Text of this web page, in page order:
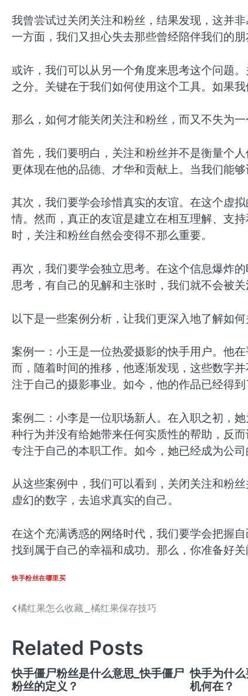
我曾尝试过关闭关注和粉丝，结果发现，这并
一方面，我们又担心失去那些曾经陪伴我们的
或许，我们可以从另一个角度来思考这个问题
之分。关键在于我们如何使用这个工具。如果
那么，如何才能关闭关注和粉丝，而又不失为
首先，我们要明白，关注和粉丝并不是衡量个
更体现在他的品德、才华和贡献上。当我们能
其次，我们要学会珍惜真实的友谊。在这个虚
情。然而，真正的友谊是建立在相互理解、支
时，关注和粉丝自然会变得不那么重要。
再次，我们要学会独立思考。在这个信息爆炸
思考，有自己的见解和主张时，我们就不会被关
以下是一些案例分析，让我们更深入地了解如何
案例一：小王是一位热爱摄影的快手用户。他
而，随着时间的推移，他逐渐发现，这些数字
注于自己的摄影事业。如今，他的作品已经得
案例二：小李是一位职场新人。在入职之初，
种行为并没有给她带来任何实质性的帮助，反
专注于自己的本职工作。如今，她已经成为公
从这些案例中，我们可以看到，关闭关注和粉
虚幻的数字，去追求真实的自己。
在这个充满诱惑的网络时代，我们要学会把握
找到属于自己的幸福和成功。那么，你准备好
快手粉丝在哪里买
文
导
航
橘红果怎么收藏_橘红果保存技巧
Related Posts
快手僵尸粉丝是什么意思_快手僵尸
粉丝的定义？
快手为什
机何在？